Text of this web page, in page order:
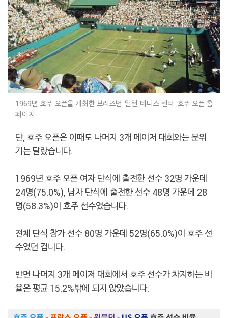
1969년 호주 오픈을 개최한 브리즈번 밀턴 테니스 센터. 호주 오픈 홈
페이지
단, 호주 오픈은 이때도 나머지 3개 메이저 대회와는 분위
기는 달랐습니다.
1969년 호주 오픈 여자 단식에 출전한 선수 32명 가운데
24명(75.0%), 남자 단식에 출전한 선수 48명 가운데 28
명(58.3%)이 호주 선수였습니다.
전체 단식 참가 선수 80명 가운데 52명(65.0%)이 호주 선
수였던 겁니다.
반면 나머지 3개 메이저 대회에서 호주 선수가 차지하는 비
율은 평균 15.2%밖에 되지 않았습니다.